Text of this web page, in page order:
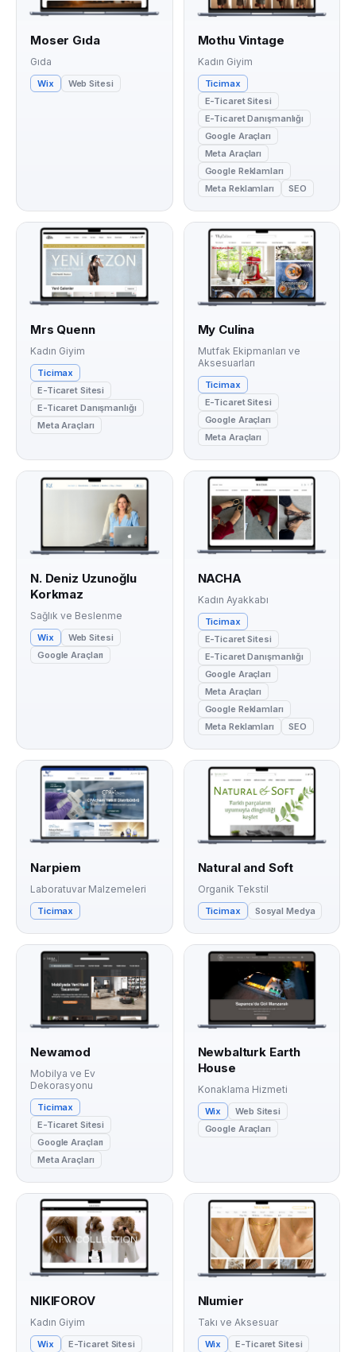
Moser Gıda
Gıda
Wix Web Sitesi
Mothu Vintage
Kadın Giyim
Ticimax
E-Ticaret Sitesi
E-Ticaret Danışmanlığı
Google Araçları
Meta Araçları
Google Reklamları
Meta Reklamları
SEO
Mrs Quenn
Kadın Giyim
Ticimax
E-Ticaret Sitesi
E-Ticaret Danışmanlığı
Meta Araçları
My Culina
Mutfak Ekipmanları ve
Aksesuarları
Ticimax
E-Ticaret Sitesi
Google Araçları
Meta Araçları
N. Deniz Uzunoğlu
Korkmaz
Sağlık ve Beslenme
Wix
Web Sitesi
Google Araçları
NACHA
Kadın Ayakkabı
Ticimax
E-Ticaret Sitesi
E-Ticaret Danışmanlığı
Google Araçları
Meta Araçları
Google Reklamları
Meta Reklamları
SEO
Narpiem
Laboratuvar Malzemeleri
Ticimax
Natural and Soft
Organik Tekstil
Ticimax Sosyal Medya
Newamod
Mobilya ve Ev
Dekorasyonu
Ticimax
E-Ticaret Sitesi
Google Araçları
Meta Araçları
Newbalturk Earth
House
Konaklama Hizmeti
Wix
Web Sitesi
Google Araçları
NIKIFOROV
Kadın Giyim
Wix E-Ticaret Sitesi
Nlumier
Takı ve Aksesuar
Wix E-Ticaret Sitesi